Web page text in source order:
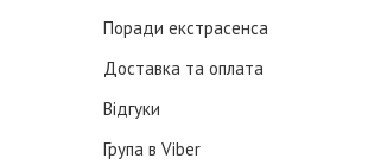
Поради екстрасенса
Доставка та оплата
Відгуки
Група в Viber